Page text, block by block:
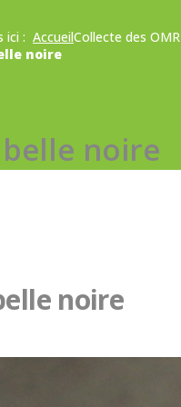
ici : AccueilCollecte des OMR
noire
noire
noire